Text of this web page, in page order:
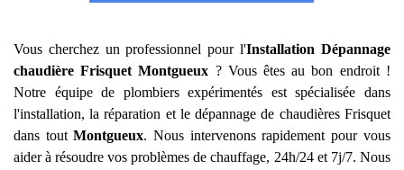
Vous cherchez un professionnel pour l'Installation Dépannage
chaudière Frisquet Montgueux ? Vous êtes au bon endroit !
Notre équipe de plombiers expérimentés est spécialisée dans
l'installation, la réparation et le dépannage de chaudières Frisquet
dans toutMontgueux. Nous intervenons rapidement pour vous
aider à résoudre vos problèmes de chauffage, 24h/24 et 7j/7. Nous